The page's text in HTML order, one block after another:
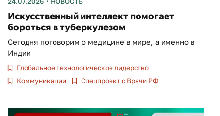
Искусственный интеллект помогает
бороться в туберкулезом
Сегодня поговорим о медицине в мире, а именно в
Индии
Глобальное технологическое лидерство
Коммуникации
Спецпроект с Врачи РФ